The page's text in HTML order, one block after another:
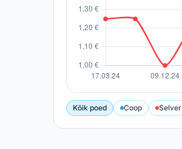
Kõik poed Coop Selver